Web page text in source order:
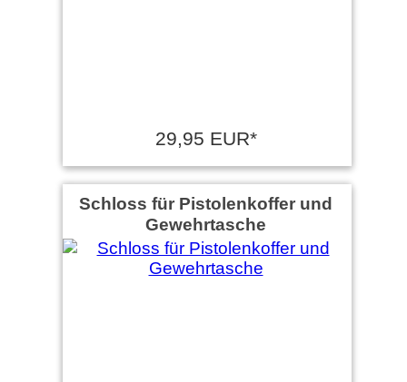
29,95 EUR*
Schloss für Pistolenkoffer und
Gewehrtasche